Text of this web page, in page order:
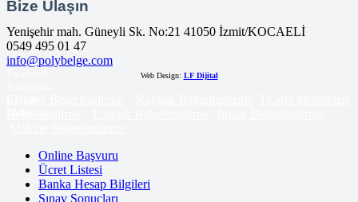
Bize Ulaşın
Yenişehir mah. Güneyli Sk. No:21 41050 İzmit/KOCAELİ
0549 495 01 47
info@polybelge.com
Web Design: LF Dijital
Online Başvuru
Ücret Listesi
Banka Hesap Bilgileri
Sınav Sonuçları